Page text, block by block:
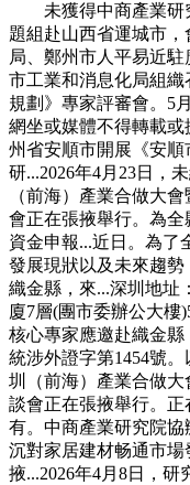
未獲得中商產業研
題組赴山西省運城市
局、鄭州市人平易近
市工業和消息化局組織
規劃》專家評審會。5
網坐或媒體不得轉載
州省安順市開展《安
研...2026年4月23日，
（前海）產業合做大
會正在張掖舉行。為
資金申報...近日。為了
發展現狀以及未來趨
織金縣，來...深圳地址
廈7層(團市委辦公大樓
核心專家應邀赴織金
統涉外證字第1454號
圳（前海）產業合做
談會正在張掖舉行。
有。中商產業研究院協
沉對家居建材畅通市
掖...2026年4月8日，